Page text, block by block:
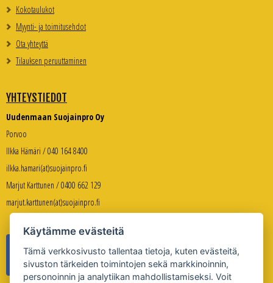
Kokotaulukot
Myynti- ja toimitusehdot
Ota yhteyttä
Tilauksen peruuttaminen
YHTEYSTIEDOT
Uudenmaan Suojainpro Oy
Porvoo
Ilkka Hämäri / 040 164 8400
ilkka.hamari(at)suojainpro.fi
Marjut Karttunen / 0400 662 129
marjut.karttunen(at)suojainpro.fi
Käytämme evästeitä
Tämä verkkosivusto tallentaa tietoja, kuten evästeitä,
sivuston tärkeiden toimintojen sekä markkinoinnin,
personoinnin ja analytiikan mahdollistamiseksi. Voit